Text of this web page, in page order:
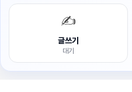
✍️
글쓰기
대기